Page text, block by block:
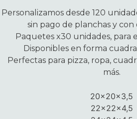
Personalizamos desde 120
sin pago de planchas y con
Paquetes x30 unidades, para
Disponibles en forma
Perfectas para pizza, ropa,
más.
20x20x3,5
22x22x4,5